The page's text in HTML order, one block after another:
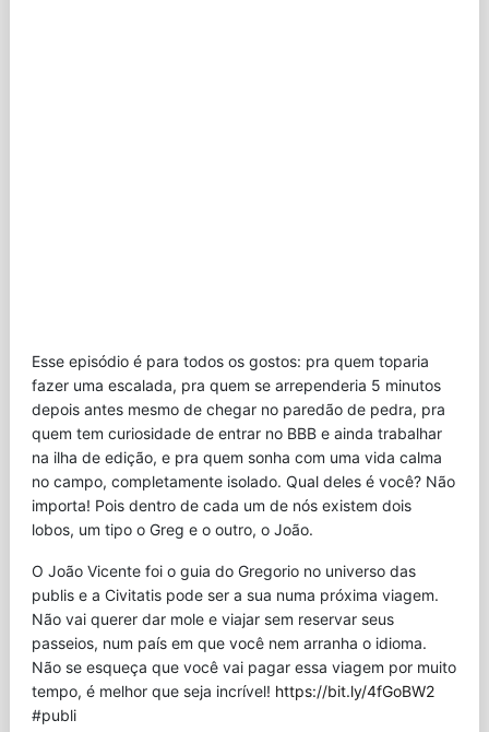
Esse episódio é para todos os gostos: pra quem toparia
fazer uma escalada, pra quem se arrependeria 5 minutos
depois antes mesmo de chegar no paredão de pedra, pra
quem tem curiosidade de entrar no BBB e ainda trabalhar
na ilha de edição, e pra quem sonha com uma vida calma
no campo, completamente isolado. Qual deles é você? Não
importa! Pois dentro de cada um de nós existem dois
lobos, um tipo o Greg e o outro, o João.
O João Vicente foi o guia do Gregorio no universo das
publis e a Civitatis pode ser a sua numa próxima viagem.
Não vai querer dar mole e viajar sem reservar seus
passeios, num país em que você nem arranha o idioma.
Não se esqueça que você vai pagar essa viagem por muito
tempo, é melhor que seja incrível! https://bit.ly/4fGoBW2
#publi